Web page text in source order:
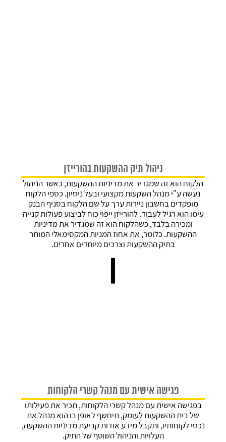
ניהול תיק ההשקעות בהורייזן
הלקוח הוא זה שמגדיר את מדיניות ההשקעות, כאשר הניהול
נעשה ע"י מנהל השקעות מקצועי ובעל ניסיון. כספי הלקוח
מופקדים בחשבון ניירות ערך על שם הלקוח בסניף הבנק
עימו הוא רגיל לעבוד. להורייזן ייפוי כוח לביצוע פעולות קנייה
ומכירה בלבד, כשהלקוח הוא זה שמגדיר את מדיניות
ההשקעות. כלומר, את אחוז המניות המקסימאלי המותר
בתיק ההשקעות וצרכים מיוחדים אחרים.
פגישה אישית עם מנהל קשרי הלקוחות
בפגישה אישית עם מנהל קשרי הלקוחות, תכיר את פעילותו
של בית ההשקעות לעומק, תיחשף לאופן בו הוא מנהל את
נכסי לקוחותיו, ותקבל מידע אודות קביעת מדיניות ההשקעה,
העלויות והניהול השוטף של התיק.